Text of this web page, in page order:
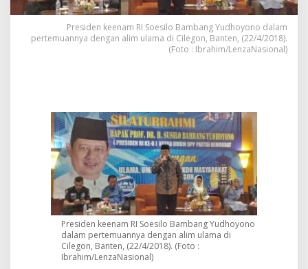
i
g
,
o
l
o
n
g
P
e
m
e
r
i
n
Presiden keenam RI Soesilo Bambang Yudhoyono dalam
pertemuannya dengan alim ulama di Cilegon, Banten, (22/4/2018).
(Foto : Ibrahim/LenzaNasional)
Presiden keenam RI Soesilo Bambang Yudhoyono
dalam pertemuannya dengan alim ulama di
Cilegon, Banten, (22/4/2018). (Foto :
Ibrahim/LenzaNasional)